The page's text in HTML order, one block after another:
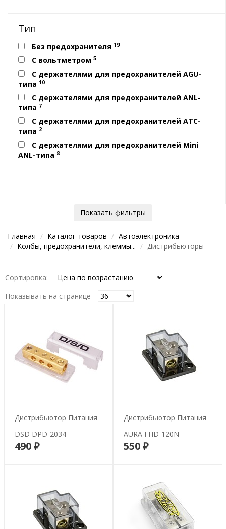
Тип
Без предохранителя 19
С вольтметром 5
С держателями для предохранителей AGU-
типа 10
С держателями для предохранителей ANL-
типа 7
С держателями для предохранителей ATC-
типа 2
С держателями для предохранителей Mini
ANL-типа 8
Показать фильтры
Главная Каталог товаров
Автоэлектроника
Колбы, предохранители, клеммы...
Дистрибьюторы
Сортировка:
Показывать на странице
Дистрибьютор Питания
DSD DPD-2034
490 ₽В корзину
Дистрибьютор Питания
AURA FHD-120N
550 ₽В корзину